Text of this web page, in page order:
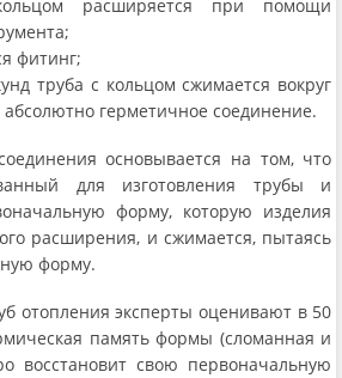
расширяется при помощи
фитинг;
труба с кольцом сжимается вокруг
герметичное соединение.
основывается на том, что
для изготовления трубы и
форму, которую изделия
расширения, и сжимается, пытаясь
форму.
отопления эксперты оценивают в 50
память формы (сломанная и
восстановит свою первоначальную